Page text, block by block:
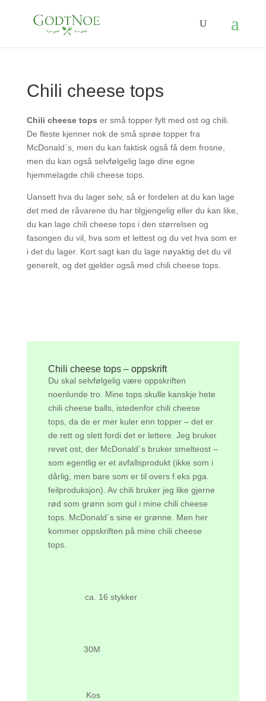
Chili cheese tops
Chili cheese tops er små topper fylt med ost og chili.
De fleste kjenner nok de små sprøe topper fra
McDonald´s, men du kan faktisk også få dem frosne,
men du kan også selvfølgelig lage dine egne
hjemmelagde chili cheese tops.
Uansett hva du lager selv, så er fordelen at du kan lage
det med de råvarene du har tilgjengelig eller du kan like,
du kan lage chili cheese tops i den størrelsen og
fasongen du vil, hva som et lettest og du vet hva som er
i det du lager. Kort sagt kan du lage nøyaktig det du vil
generelt, og det gjelder også med chili cheese tops.
Chili cheese tops – oppskrift
Du skal selvfølgelig være oppskriften
noenlunde tro. Mine tops skulle kanskje hete
chili cheese balls, istedenfor chili cheese
tops, da de er mer kuler enn topper – det er
de rett og slett fordi det er lettere. Jeg bruker
revet ost, der McDonald´s bruker smelteost –
som egentlig er et avfallsprodukt (ikke som i
dårlig, men bare som er til overs f.eks pga.
feilproduksjon). Av chili bruker jeg like gjerne
rød som grønn som gul i mine chili cheese
tops. McDonald´s sine er grønne. Men her
kommer oppskriften på mine chili cheese
tops.
ca. 16 stykker
30M
Kos